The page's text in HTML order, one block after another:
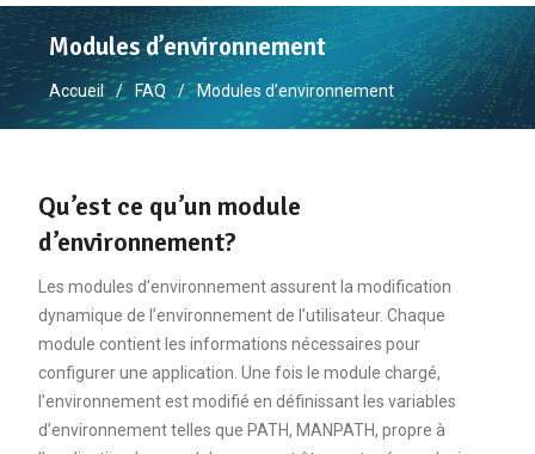
Modules d’environnement
Accueil FAQ Modules d’environnement
Qu’est ce qu’un module
d’environnement?
Les modules d’environnement assurent la modification
dynamique de l’environnement de l’utilisateur. Chaque
module contient les informations nécessaires pour
configurer une application. Une fois le module chargé,
l’environnement est modifié en définissant les variables
d’environnement telles que PATH, MANPATH, propre à